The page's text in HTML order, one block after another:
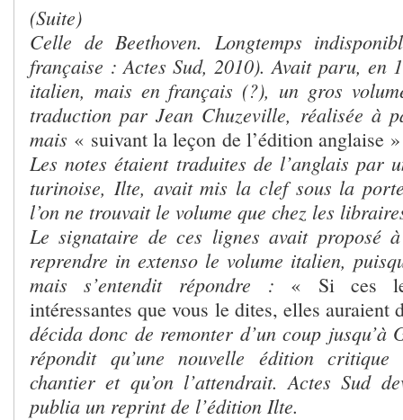
(Suite)
Celle de Beethoven. Longtemps
française : Actes Sud, 2010). Avait paru, en
italien, mais en français (?), un gros
traduction par Jean Chuzeville, réalisée à
mais « suivant la leçon de l’édition anglaise »
Les notes étaient traduites de l’anglais par
turinoise, Ilte, avait mis la clef sous la
l’on ne trouvait le volume que chez les
Le signataire de ces lignes avait proposé
reprendre in extenso le volume italien,
mais s’entendit répondre : « Si ces
intéressantes que vous le dites, elles auraient
décida donc de remonter d’un coup
répondit qu’une nouvelle édition
chantier et qu’on l’attendrait. Actes Sud
publia un reprint de l’édition Ilte.